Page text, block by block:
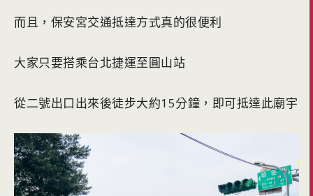
而且，保安宮交通抵達方式真的很便利
大家只要搭乘台北捷運至圓山站
從二號出口出來後徒步大約15分鐘，即可抵達此廟宇